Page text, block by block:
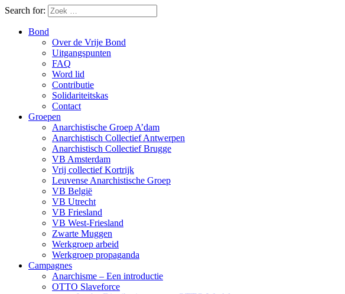
Search for:
Bond
Over de Vrije Bond
Uitgangspunten
FAQ
Word lid
Contributie
Solidariteitskas
Contact
Groepen
Anarchistische Groep A’dam
Anarchistisch Collectief Antwerpen
Anarchistisch Collectief Brugge
VB Amsterdam
Vrij collectief Kortrijk
Leuvense Anarchistische Groep
VB België
VB Utrecht
VB Friesland
VB West-Friesland
Zwarte Muggen
Werkgroep arbeid
Werkgroep propaganda
Campagnes
Anarchisme – Een introductie
OTTO Slaveforce